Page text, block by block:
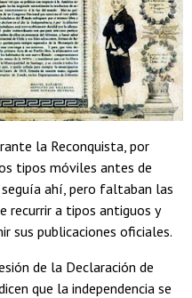
la Reconquista, por
tipos móviles antes de
ahí, pero faltaban las
recurrir a tipos antiguos y
sus publicaciones oficiales.
de la Declaración de
que la independencia se